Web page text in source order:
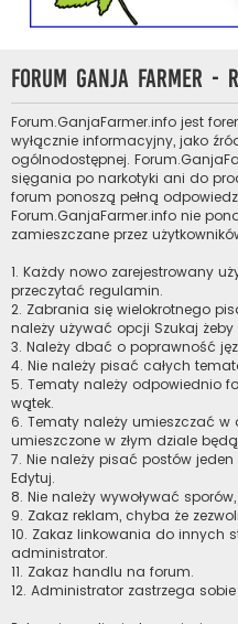
Forum Ganja Farmer -
Forum.GanjaFarmer.info jest
wyłącznie informacyjny, jako
ogólnodostępnej.
sięgania po narkotyki ani do
forum ponoszą pełną
Forum.GanjaFarmer.info nie
zamieszczane przez
1. Każdy nowo zarejestrowany
przeczytać regulamin.
2. Zabrania się wielokrotnego
należy używać opcji Szukaj
3. Należy dbać o poprawność
4. Nie należy pisać całych
5. Tematy należy odpowiednio
wątek.
6. Tematy należy umieszczać
umieszczone w złym dziale
7. Nie należy pisać postów
Edytuj.
8. Nie należy wywoływać
9. Zakaz reklam, chyba że
10. Zakaz linkowania do innych
administrator.
11. Zakaz handlu na forum.
12. Administrator zastrzega